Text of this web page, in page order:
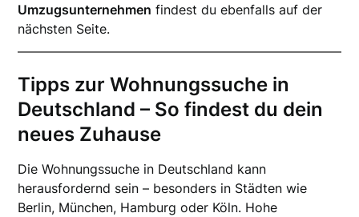
Umzugsunternehmen findest du ebenfalls auf der
nächsten Seite.
Tipps zur Wohnungssuche in
Deutschland – So findest du dein
neues Zuhause
Die Wohnungssuche in Deutschland kann
herausfordernd sein – besonders in Städten wie
Berlin, München, Hamburg oder Köln. Hohe